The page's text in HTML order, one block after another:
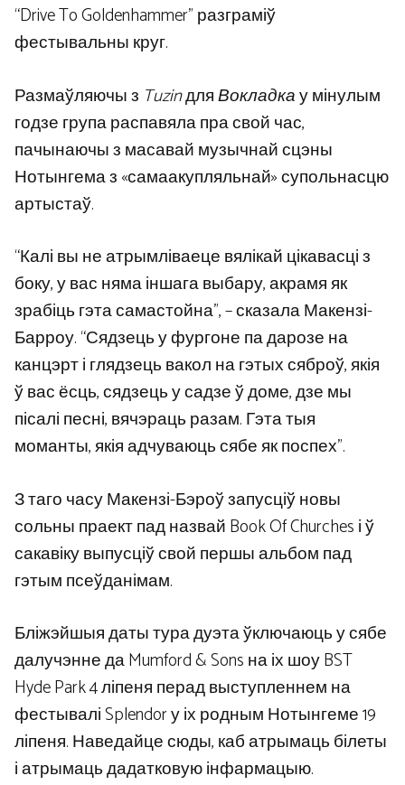
“Drive To Goldenhammer” разграміў
фестывальны круг.
Размаўляючы з TuzinдляВокладкау мінулым
годзе група распавяла пра свой час,
пачынаючы з масавай музычнай сцэны
Нотынгема з «самаакупляльнай» супольнасцю
артыстаў.
“Калі вы не атрымліваеце вялікай цікавасці з
боку, у вас няма іншага выбару, акрамя як
зрабіць гэта самастойна”, – сказала Макензі-
Барроу. “Сядзець у фургоне па дарозе на
канцэрт і глядзець вакол на гэтых сяброў, якія
ў вас ёсць, сядзець у садзе ў доме, дзе мы
пісалі песні, вячэраць разам. Гэта тыя
моманты, якія адчуваюць сябе як поспех”.
З таго часу Макензі-Бэроў запусціў новы
сольны праект пад назвай Book Of Churches і ў
сакавіку выпусціў свой першы альбом пад
гэтым псеўданімам.
Бліжэйшыя даты тура дуэта ўключаюць у сябе
далучэнне да Mumford & Sons на іх шоу BST
Hyde Park 4 ліпеня перад выступленнем на
фестывалі Splendor у іх родным Нотынгеме 19
ліпеня. Наведайце сюды, каб атрымаць білеты
і атрымаць дадатковую інфармацыю.